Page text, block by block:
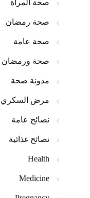
صحة المرأة
صحة رمضان
صحة عامة
صحة ورمضان
مدونة صحة
مرض السكري
نصائح عامة
نصائح غذائية
Health
Medicine